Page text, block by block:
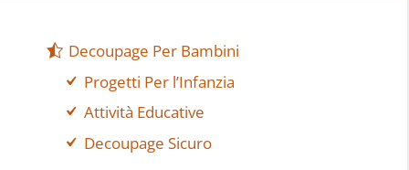
Decoupage Per Bambini
Progetti Per l’Infanzia
Attività Educative
Decoupage Sicuro